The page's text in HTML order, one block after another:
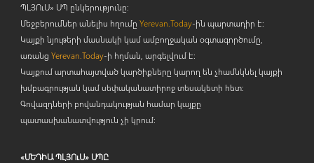
ՊԼՅՈւՍ» ՍՊ ընկերությունը։
Մեջբերումներ անելիս հղումը Yerevan.Today-ին պարտադիր է:
Կայքի նյութերի մասնակի կամ ամբողջական օգտագործումը,
առանց Yerevan.Today-ի հղման, արգելվում է:
Կայքում արտահայտված կարծիքները կարող են չհամնկնել կայքի
խմբագրության կամ սեփականատիրոջ տեսակետի հետ:
Գովազդների բովանդակության համար կայքը
պատասխանատվություն չի կրում:
«ՄԵԴԻԱ ՊԼՅՈւՍ» ՍՊԸ